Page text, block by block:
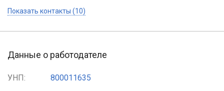
Показать контакты (10)
Данные о работодателе
УНП: 800011635